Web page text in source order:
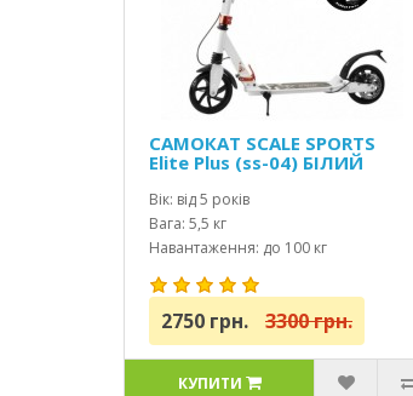
САМОКАТ SCALE SPORTS
Elite Plus (ss-04) БІЛИЙ
Вік: від 5 років
Вага: 5,5 кг
Навантаження: до 100 кг
2750 грн. 3300 грн.
КУПИТИ